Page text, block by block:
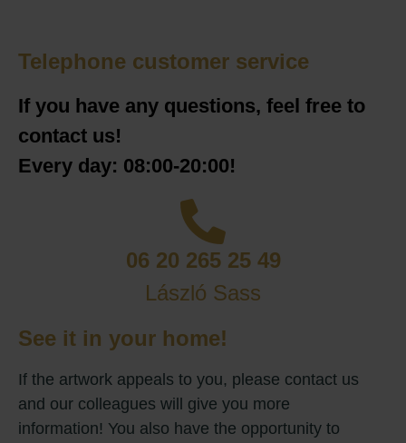
Telephone customer service
If you have any questions, feel free to
contact us!
Every day: 08:00-20:00!
06 20 265 25 49
László Sass
See it in your home!
If the artwork appeals to you, please contact us
and our colleagues will give you more
information! You also have the opportunity to